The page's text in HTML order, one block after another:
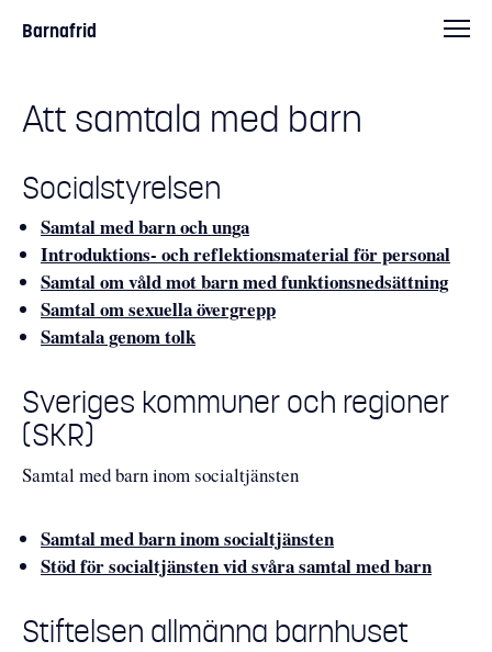
Barnafrid
Att samtala med barn
Socialstyrelsen
Samtal med barn och unga
Introduktions- och reflektionsmaterial för personal
Sam­tal om våld mot barn med funk­tionsned­sätt­ning
Samtal om sexuella övergrepp
Samtala genom tolk
Sveriges kommuner och regioner
(SKR)
Samtal med barn inom socialtjänsten
Samtal med barn inom socialtjänsten
Stöd för socialtjänsten vid svåra samtal med barn
Stiftelsen allmänna barnhuset